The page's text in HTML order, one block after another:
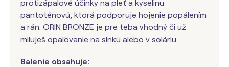
protizápalové účinky na pleť a kyselinu
pantoténovú, ktorá podporuje hojenie popálením
a rán. ORIN BRONZE je pre teba vhodný či už
miluješ opaľovanie na slnku alebo v soláriu.
Balenie obsahuje: